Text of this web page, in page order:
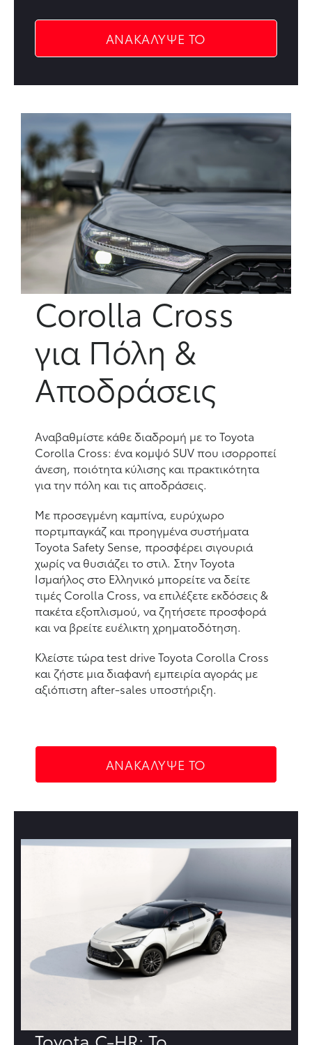
ΑΝΑΚΑΛΥΨΕ ΤΟ
Corolla Cross
για Πόλη &
Αποδράσεις
Αναβαθμίστε κάθε διαδρομή με το Toyota
Corolla Cross: ένα κομψό SUVπου ισορροπεί
άνεση, ποιότητα κύλισης και πρακτικότητα
για την πόλη και τις αποδράσεις.
Με προσεγμένη καμπίνα, ευρύχωρο
πορτμπαγκάζ και προηγμένα συστήματα
Toyota Safety Sense, προσφέρει σιγουριά
χωρίς να θυσιάζει το στιλ. ΣτηνToyota
Ισμαήλος στο Ελληνικό μπορείτε ναδείτε
τιμές Corolla Cross, να επιλέξετεεκδόσεις &
πακέτα εξοπλισμού, να ζητήσετεπροσφορά
και να βρείτε ευέλικτη χρηματοδότηση.
Κλείστε τώραtest drive Toyota Corolla Cross
και ζήστε μια διαφανή εμπειρία αγοράς με
αξιόπιστη after-sales υποστήριξη.
ΑΝΑΚΑΛΥΨΕ ΤΟ